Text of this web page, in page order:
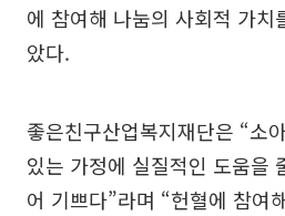
에 참여해 나눔의 사회적 가치
았다.
좋은친구산업복지재단은 “소
있는 가정에 실질적인 도움을
어 기쁘다”라며 “헌혈에 참여